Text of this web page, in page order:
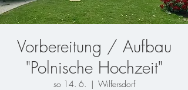
Vorbereitung / Aufbau
"Polnische Hochzeit"
so 14. 6.
  |
Wilfersdorf